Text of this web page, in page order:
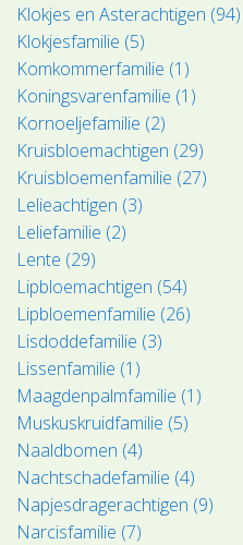
Klokjes en Asterachtigen (94)
Klokjesfamilie (5)
Komkommerfamilie (1)
Koningsvarenfamilie (1)
Kornoeljefamilie (2)
Kruisbloemachtigen (29)
Kruisbloemenfamilie (27)
Lelieachtigen (3)
Leliefamilie (2)
Lente (29)
Lipbloemachtigen (54)
Lipbloemenfamilie (26)
Lisdoddefamilie (3)
Lissenfamilie (1)
Maagdenpalmfamilie (1)
Muskuskruidfamilie (5)
Naaldbomen (4)
Nachtschadefamilie (4)
Napjesdragerachtigen (9)
Narcisfamilie (7)